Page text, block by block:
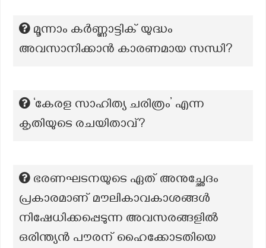
മൂന്നാം കർണ്ണാട്ടിക് യുദ്ധം
അവസാനിക്കാൻ കാരണമായ സന്ധി?
‘കേരള സാഹിത്യ ചരിത്രം’ എന്ന
കൃതിയുടെ രചയിതാവ്?
ഭരണഘടനയുടെ ഏത് അനുച്ഛേദം
പ്രകാരമാണ് മൗലികാവകാശങ്ങൾ
നിഷേധിക്കപ്പെടുന്ന അവസരങ്ങളിൽ
ഒരിന്ത്യൻ പൗരന് ഹൈക്കോടതിയെ